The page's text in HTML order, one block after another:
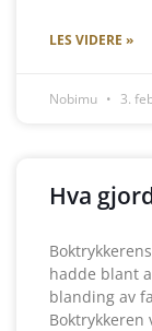
LES VIDERE »
Nobimu 3.
Hva
hadde blant
blanding av
Boktrykkeren